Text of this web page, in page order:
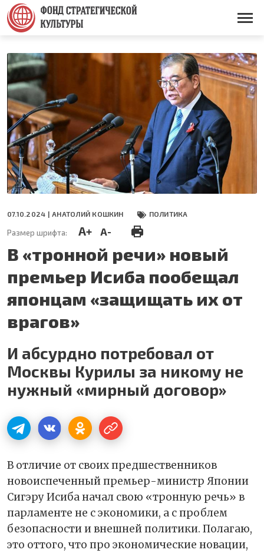
Перейти
основному
содержанию
Основная
07.10.2024 | АНАТОЛИЙ КОШКИН ПОЛИТИКА
Размер шрифта: A+ A-
В «тронной речи» новый
премьер Исиба пообещал
японцам «защищать их от
врагов»
И абсурдно потребовал от
Москвы Курилы за никому не
нужный «мирный договор»
В отличие от своих предшественников
новоиспеченный премьер-министр Японии
Сигэру Исиба начал свою «тронную речь» в
парламенте не с экономики, а с проблем
безопасности и внешней политики. Полагаю,
это оттого, что про экономические новации,